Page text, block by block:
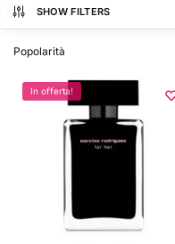
SHOW FILTERS
In offerta!